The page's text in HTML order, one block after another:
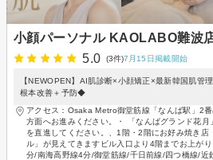
小顔パーソナル KAOLABO難波
5.0
(3件)7月15日掲載開始
【NEWOPEN】AI肌診断×小顔矯正×最新韓国肌管
根本改善＋予防◆
アクセス：Osaka Metro御堂筋線「なんば駅」2
方面へお進みください。・ 「なんばグランド花
を直進してください。、1階・2階にお好み焼き店
ル」が見えてきますビル入口より4階までお上が
分/南海高野線4分/御堂筋線/千日前線/四つ橋線/近